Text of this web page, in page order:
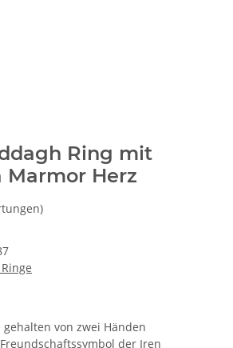
Ring mit
Marmor Herz
von zwei Händen
der Iren